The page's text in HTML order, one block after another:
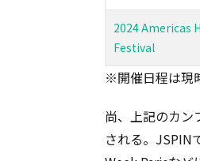
2024 Americas
Festival
※開催日程は現
尚、上記のカン
される。JSPIN